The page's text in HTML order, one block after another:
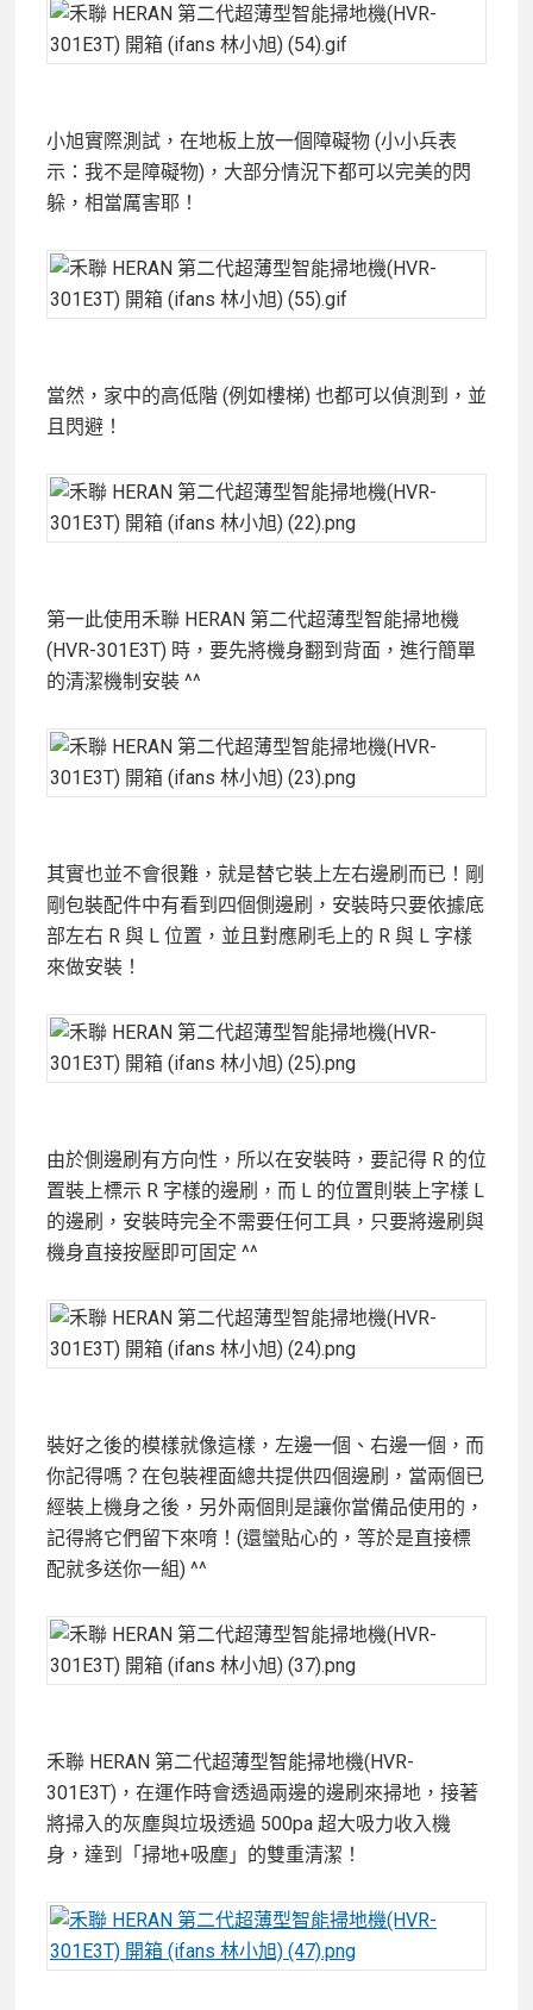
小旭實際測試，在地板上放一個障礙物 (小小兵表
示：我不是障礙物)，大部分情況下都可以完美的閃
躲，相當厲害耶！
當然，家中的高低階 (例如樓梯) 也都可以偵測到，並
且閃避！
第一此使用禾聯 HERAN 第二代超薄型智能掃地機
(HVR-301E3T) 時，要先將機身翻到背面，進行簡單
的清潔機制安裝 ^^
其實也並不會很難，就是替它裝上左右邊刷而已！剛
剛包裝配件中有看到四個側邊刷，安裝時只要依據底
部左右 R 與 L 位置，並且對應刷毛上的 R 與 L 字樣
來做安裝！
由於側邊刷有方向性，所以在安裝時，要記得 R 的位
置裝上標示 R 字樣的邊刷，而 L 的位置則裝上字樣 L
的邊刷，安裝時完全不需要任何工具，只要將邊刷與
機身直接按壓即可固定 ^^
裝好之後的模樣就像這樣，左邊一個、右邊一個，而
你記得嗎？在包裝裡面總共提供四個邊刷，當兩個已
經裝上機身之後，另外兩個則是讓你當備品使用的，
記得將它們留下來唷！(還蠻貼心的，等於是直接標
配就多送你一組) ^^
禾聯 HERAN 第二代超薄型智能掃地機(HVR-
301E3T)，在運作時會透過兩邊的邊刷來掃地，接著
將掃入的灰塵與垃圾透過 500pa 超大吸力收入機
身，達到「掃地+吸塵」的雙重清潔！